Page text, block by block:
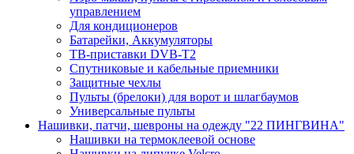
управлением
Для кондиционеров
Батарейки, Аккумуляторы
ТВ-приставки DVB-T2
Спутниковые и кабельные приемники
Защитные чехлы
Пульты (брелоки) для ворот и шлагбаумов
Универсальные пульты
Нашивки, патчи, шевроны на одежду "22 ПИНГВИНА"
Нашивки на термоклеевой основе